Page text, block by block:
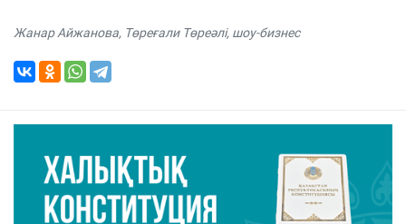
Жанар Айжанова, Төреғали Төреәлі, шоу-бизнес